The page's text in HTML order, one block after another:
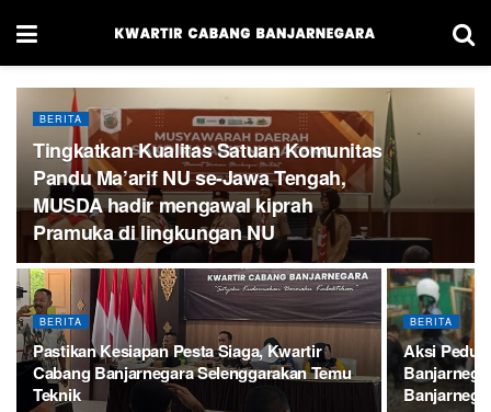
BERITA
Tingkatkan Kualitas Satuan Komunitas
Pandu Ma’arif NU se-Jawa Tengah,
MUSDA hadir mengawal kiprah
Pramuka di lingkungan NU
BERITA
Pastikan Kesiapan Pesta Siaga, Kwartir
Cabang Banjarnegara Selenggarakan Temu
Teknik
BERITA
Aksi